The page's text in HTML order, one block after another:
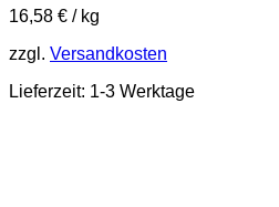
16,58 € / kg
zzgl. Versandkosten
Lieferzeit: 1-3 Werktage